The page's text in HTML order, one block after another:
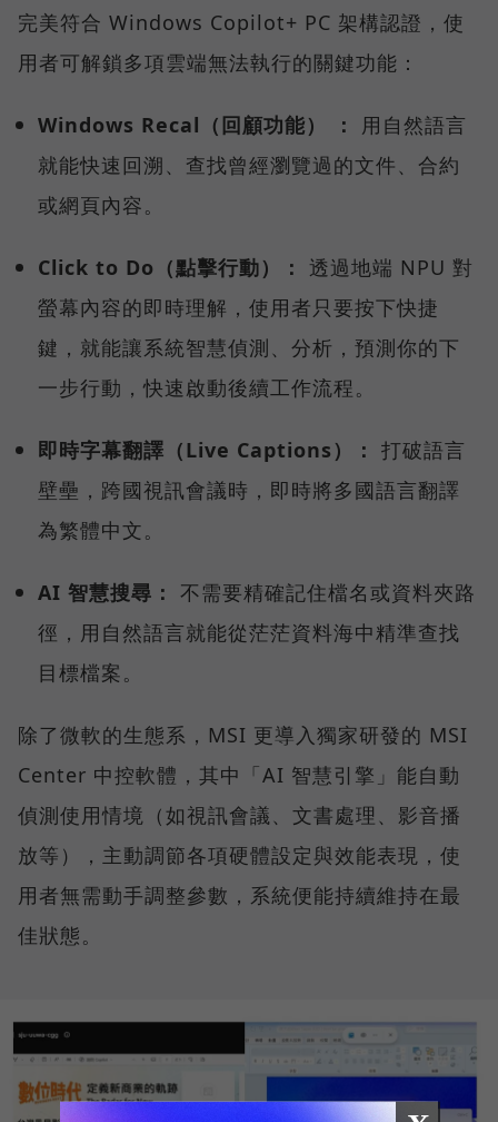
完美符合 Windows Copilot+ PC 架構認證，使
用者可解鎖多項雲端無法執行的關鍵功能：
Windows Recal（回顧功能） ：
用自然語言
就能快速回溯、查找曾經瀏覽過的文件、合約
或網頁內容。
Click to Do（點擊行動）： 透過地端 NPU 對
螢幕內容的即時理解，使用者只要按下快捷
鍵，就能讓系統智慧偵測、分析，預測你的下
一步行動，快速啟動後續工作流程。
即時字幕翻譯（Live Captions）： 打破語言
壁壘，跨國視訊會議時，即時將多國語言翻譯
為繁體中文。
AI 智慧搜尋： 不需要精確記住檔名或資料夾路
徑，用自然語言就能從茫茫資料海中精準查找
目標檔案。
除了微軟的生態系，MSI 更導入獨家研發的 MSI
Center 中控軟體，其中「AI 智慧引擎」能自動
偵測使用情境（如視訊會議、文書處理、影音播
放等），主動調節各項硬體設定與效能表現，使
用者無需動手調整參數，系統便能持續維持在最
佳狀態。